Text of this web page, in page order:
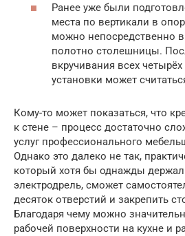
Ранее уже были
места по вертикали в
можно непосредственно
полотно столешницы.
вкручивания всех
установки может
Кому-то может показаться, что
к стене – процесс достаточно
услуг профессионального
Однако это далеко не так,
который хотя бы однажды держал
электродрель, сможет
десяток отверстий и закрепить
Благодаря чему можно
рабочей поверхности на кухне и